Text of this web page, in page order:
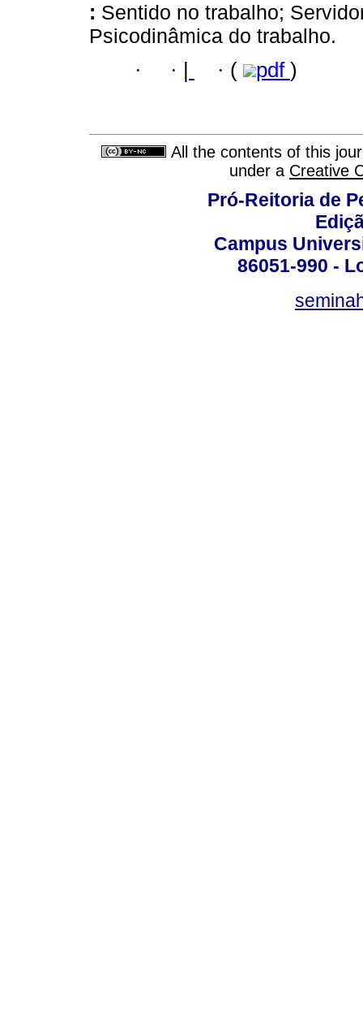
: Sentido no trabalho;
Psicodinâmica do trabalho.
· · · ( pdf )
All the contents of this
under a Creative
Pró-Reitoria de
Campus
86051-990 -